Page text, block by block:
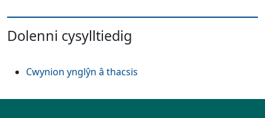
Dolenni cysylltiedig
Cwynion ynglŷn â thacsis